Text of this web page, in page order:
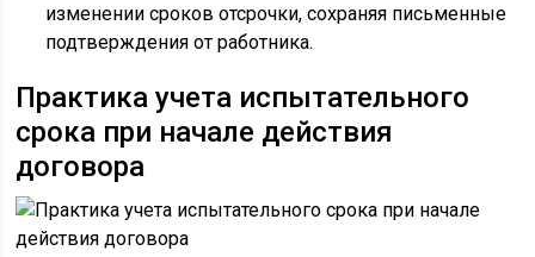
изменении сроков отсрочки, сохраняя письменные
подтверждения от работника.
Практика учета испытательного
срока при начале действия
договора